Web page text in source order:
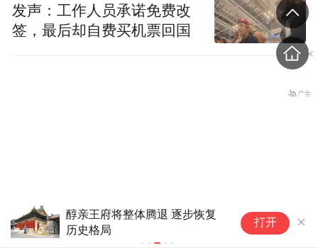
醇亲王府将整体腾退 逐步恢复
历史格局
始
打开
发声：工作人员承诺免费改
签，最后却自费买机票回国